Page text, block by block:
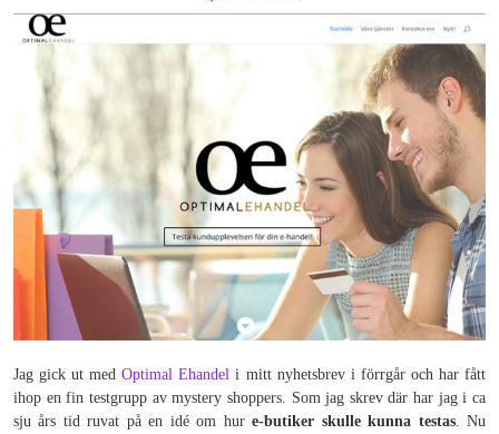
Jag gick ut medOptimal Ehandel i mitt nyhetsbrev i förrgår och har fått
ihop en fin testgrupp av mystery shoppers. Som jag skrev där har jag i ca
sju års tid ruvat på en idé om hure-butiker skulle kunna testas. Nu